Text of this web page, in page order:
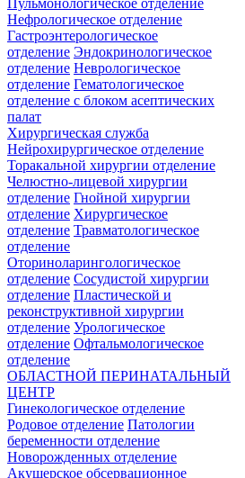
Нефрологическое отделение
Гастроэнтерологическое
отделение Эндокринологическое
отделение Неврологическое
отделение Гематологическое
отделение c блоком асептических
палат
Хирургическая служба
Нейрохирургическое отделение
Торакальной хирургии отделение
Челюстно-лицевой хирургии
отделение Гнойной хирургии
отделение Хирургическое
отделение Травматологическое
отделение
Оториноларингологическое
отделение Сосудистой хирургии
отделение Пластической и
реконструктивной хирургии
отделение Урологическое
отделение Офтальмологическое
отделение
ОБЛАСТНОЙ ПЕРИНАТАЛЬНЫЙ
ЦЕНТР
Гинекологическое отделение
Родовое отделение Патологии
беременности отделение
Новорожденных отделение
Акушерское обсервационное